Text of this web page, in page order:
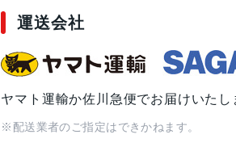
運送会社
ヤマト運輸か佐川急便でお届けいたし
※配送業者のご指定はできかねます。